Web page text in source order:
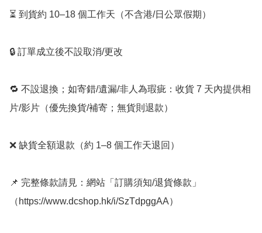
⏳ 到貨約 10–18 個工作天（不含港/日公眾假期）
🔒 訂單成立後不設取消/更改
🔁 不設退換；如寄錯/遺漏/非人為瑕疵：收貨 7 天內提供相
片/影片（優先換貨/補寄；無貨則退款）
❌ 缺貨全額退款（約 1–8 個工作天退回）
📌 完整條款請見：網站「訂購須知/退貨條款」
（https://www.dcshop.hk/i/SzTdpggAA）